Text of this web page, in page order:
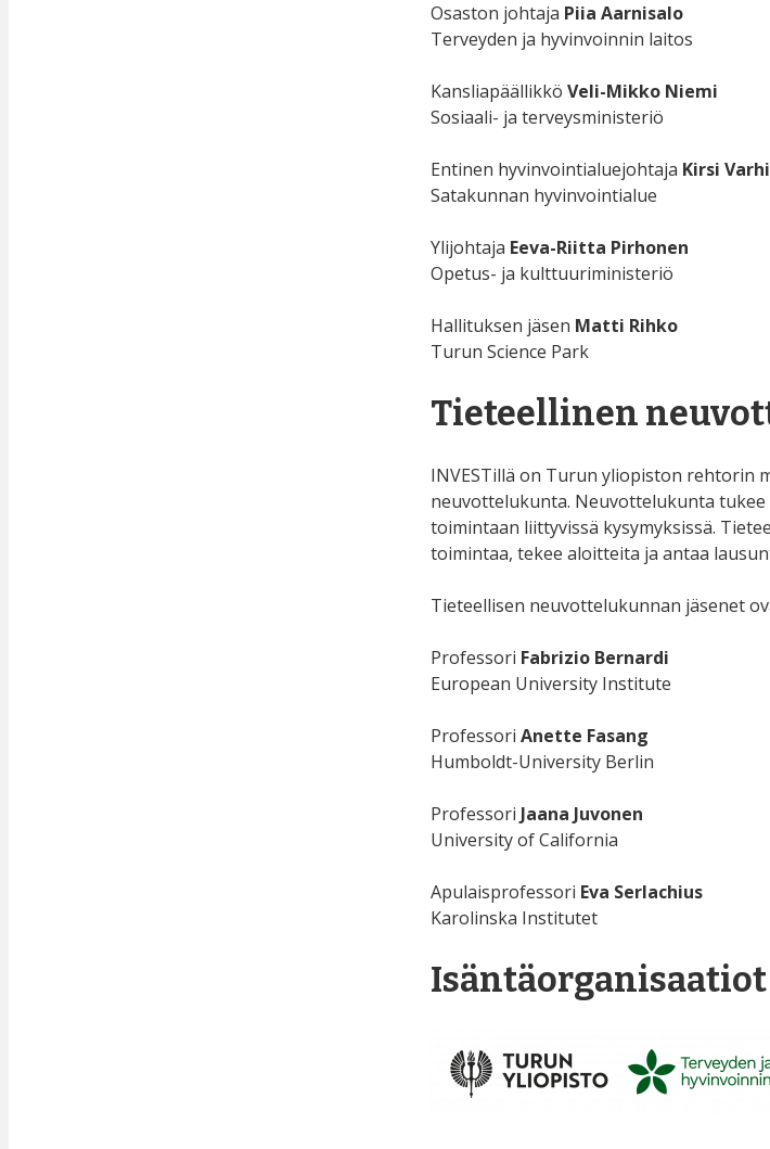
Osaston johtaja Piia Aarnisalo
Terveyden ja hyvinvoinnin laitos
Kansliapäällikkö Veli-Mikko Niemi
Sosiaali- ja terveysministeriö
Entinen hyvinvointialuejohtaja Kirsi
Satakunnan hyvinvointialue
Ylijohtaja Eeva-Riitta Pirhonen
Opetus- ja kulttuuriministeriö
Hallituksen jäsen Matti Rihko
Turun Science Park
Tieteellinen
INVESTillä on Turun yliopiston rehtorin
neuvottelukunta. Neuvottelukunta
toimintaan liittyvissä kysymyksissä.
toimintaa, tekee aloitteita ja antaa
Tieteellisen neuvottelukunnan jäsenet
Professori Fabrizio Bernardi
European University Institute
Professori Anette Fasang
Humboldt-University Berlin
Professori Jaana Juvonen
University of California
Apulaisprofessori Eva Serlachius
Karolinska Institutet
Isäntäorganisaatiot